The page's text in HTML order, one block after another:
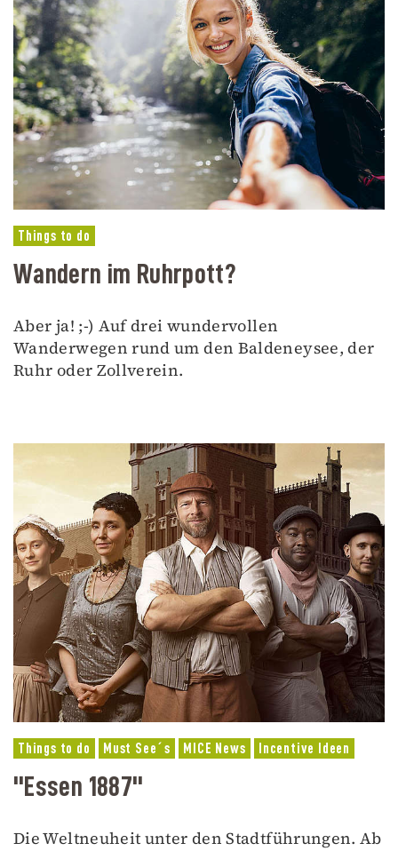
Things to do
Wandern im Ruhrpott?
Aber ja! ;-) Auf drei wundervollen
Wanderwegen rund um den Baldeneysee, der
Ruhr oder Zollverein.
Things to do Must See´s MICE News Incentive Ideen
"Essen 1887"
Die Weltneuheit unter den Stadtführungen. Ab